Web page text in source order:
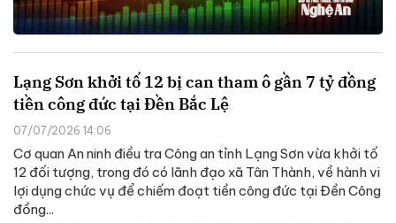
Lạng Sơn khởi tố 12 bị can tham ô gần 7 tỷ đồng
tiền công đức tại Đền Bắc Lệ
07/07/2026 14:06
Cơ quan An ninh điều tra Công an tỉnh Lạng Sơn vừa khởi tố
12 đối tượng, trong đó có lãnh đạo xã Tân Thành, về hành vi
lợi dụng chức vụ để chiếm đoạt tiền công đức tại Đền Công
đồng...